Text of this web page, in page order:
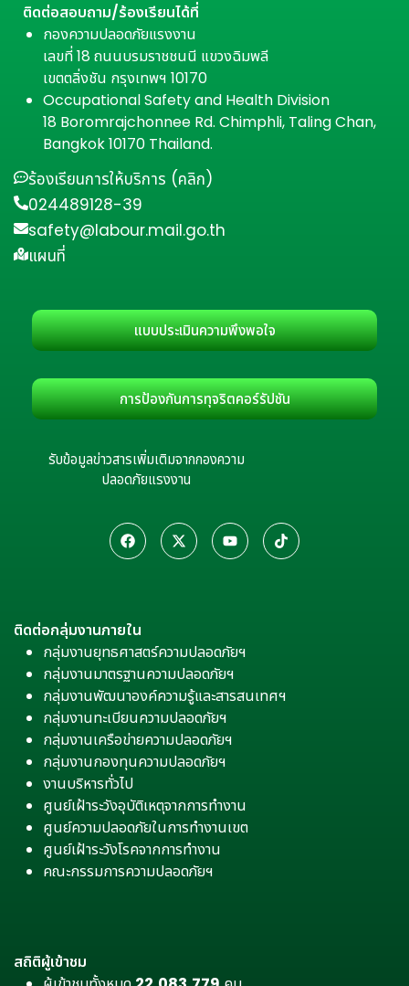
ติดต่อสอบถาม/ร้องเรียนได้ที่
กองความปลอดภัยแรงงาน
เลขที่ 18 ถนนบรมราชชนนี แขวงฉิมพลี
เขตตลิ่งชัน กรุงเทพฯ 10170
Occupational Safety and Health Division
18 Boromrajchonnee Rd. Chimphli, Taling Chan,
Bangkok 10170 Thailand.
ร้องเรียนการให้บริการ (คลิก)
024489128-39
safety@labour.mail.go.th
แผนที่
แบบประเมินความพึงพอใจ
การป้องกันการทุจริตคอร์รัปชัน
รับข้อมูลข่าวสารเพิ่มเติมจากกองความ
ปลอดภัยแรงงาน
ติดต่อกลุ่มงานภายใน
กลุ่มงานยุทธศาสตร์ความปลอดภัยฯ
กลุ่มงานมาตรฐานความปลอดภัยฯ
กลุ่มงานพัฒนาองค์ความรู้และสารสนเทศฯ
กลุ่มงานทะเบียนความปลอดภัยฯ
กลุ่มงานเครือข่ายความปลอดภัยฯ
กลุ่มงานกองทุนความปลอดภัยฯ
งานบริหารทั่วไป
ศูนย์เฝ้าระวังอุบัติเหตุจากการทำงาน
ศูนย์ความปลอดภัยในการทำงานเขต
ศูนย์เฝ้าระวังโรคจากการทำงาน
คณะกรรมการความปลอดภัยฯ
สถิติผู้เข้าชม